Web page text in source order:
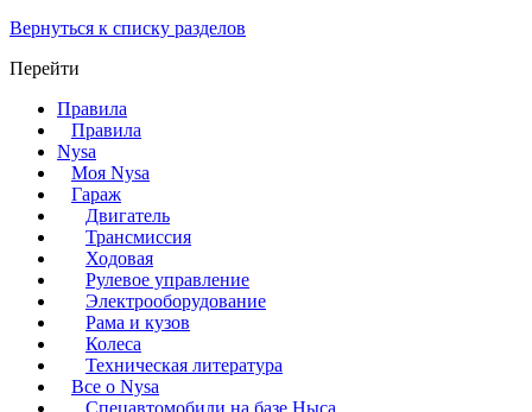
Вернуться к списку разделов
Перейти
Правила
Правила
Nysa
Моя Nysa
Гараж
Двигатель
Трансмиссия
Ходовая
Рулевое управление
Электрооборудование
Рама и кузов
Колеса
Техническая литература
Все о Nysa